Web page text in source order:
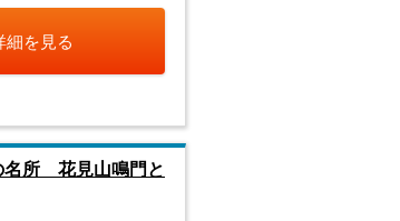
細を見る
名所 花見山鳴門と